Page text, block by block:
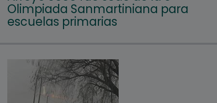
Olimpiada Sanmartiniana para
escuelas primarias